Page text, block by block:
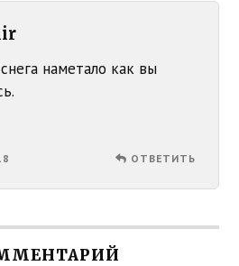
наметало как вы
ОТВЕТИТЬ